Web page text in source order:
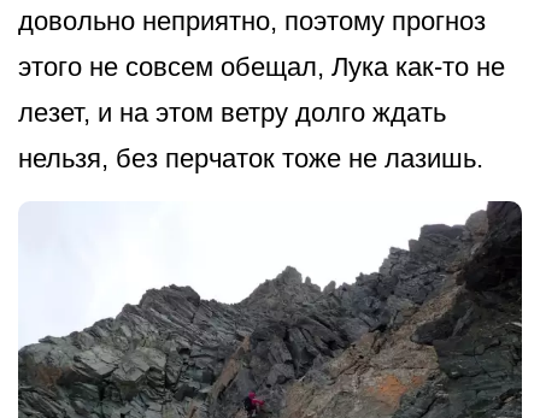
довольно неприятно, поэтому прогноз
этого не совсем обещал, Лука как-то не
лезет, и на этом ветру долго ждать
нельзя, без перчаток тоже не лазишь.